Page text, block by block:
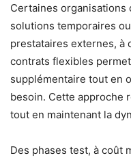
Certaines
solutions temporaires
prestataires externes, à
contrats flexibles
supplémentaire tout en
besoin. Cette approche
tout en maintenant la
Des phases test, à coût